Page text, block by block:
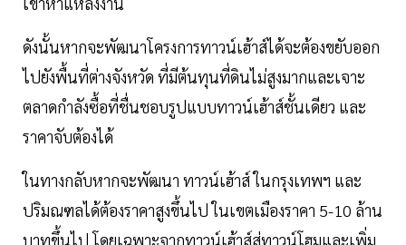
ดังนั้นหากจะพัฒนาโครงการทาวน์เฮ้าส์ได้จะต้องขยับออก
ไปยังพื้นที่ต่างจังหวัด ที่มีต้นทุนที่ดินไม่สูงมากและเจาะ
ตลาดกำลังซื้อที่ชื่นชอบรูปแบบทาวน์เฮ้าส์ชั้นเดียว และ
ราคาจับต้องได้
ในทางกลับหากจะพัฒนา ทาวน์เฮ้าส์ ในกรุงเทพฯ และ
ปริมณฑลได้ต้องราคาสูงขึ้นไป ในเขตเมืองราคา 5-10 ล้าน
บาทขึ้นไป โดยเฉพาะจากทาวน์เฮ้าส์สู่ทาวน์โฮมและเพิ่ม